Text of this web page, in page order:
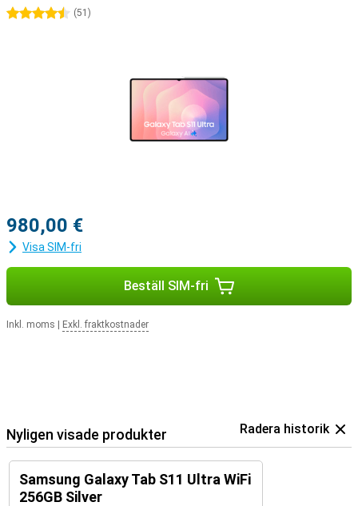
4.5 stjärnor
(51 )
980,00 €
Visa SIM-fri
Beställ SIM-fri
Inkl. moms Exkl. fraktkostnader
Nyligen visade produkter Radera historik
Samsung Galaxy Tab S11 Ultra WiFi
256GB Silver